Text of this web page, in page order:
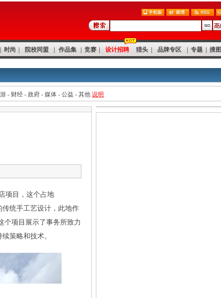
时尚 院校同盟 作品集 竞赛 设计招聘 猎头 品牌专区 专题 搜图
- 财经 - 政府 - 媒体 - 公益 - 其他 说明
项目，这个占地
统手工艺设计，此地作
个项目展示了事务所致力
策略和技术。